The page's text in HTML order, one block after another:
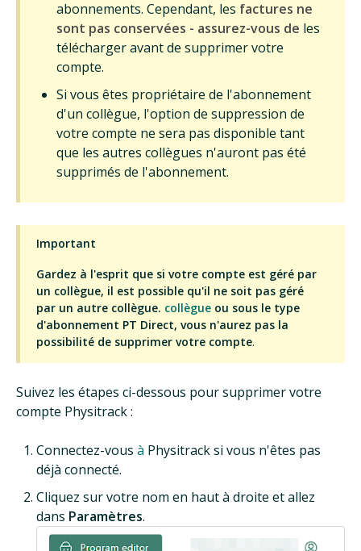
abonnements. Cependant, les factures ne
sont pas conservées - assurez-vous de les
télécharger avant de supprimer votre
compte.
Si vous êtes propriétaire de l'abonnement
d'un collègue, l'option de suppression de
votre compte ne sera pas disponible tant
que les autres collègues n'auront pas été
supprimés de l'abonnement.
Important
Gardez à l'esprit que si votre compte est géré par
un collègue, il est possible qu'il ne soit pas géré
par un autre collègue. collègue ou sous le type
d'abonnement PT Direct, vous n'aurez pas la
possibilité de supprimer votre compte.
Suivez les étapes ci-dessous pour supprimer votre
compte Physitrack :
Connectez-vous à Physitrack si vous n'êtes pas
déjà connecté.
Cliquez sur votre nom en haut à droite et allez
dans Paramètres.